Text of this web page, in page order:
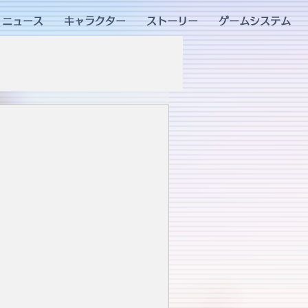
ニュース キャラクター ストーリー ゲームシステム